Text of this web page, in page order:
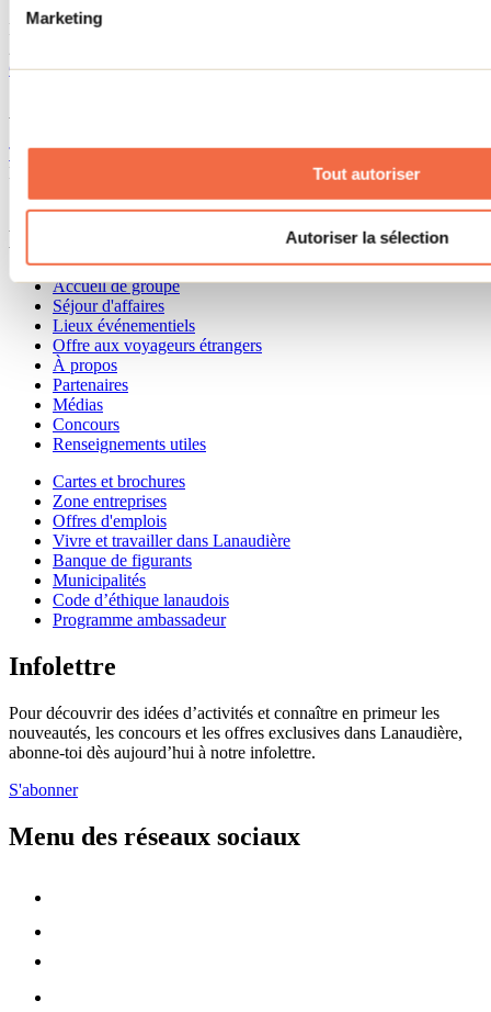
Marketing
Tout autoriser
Autoriser la sélection
Parc Saint-Jean-Bosco
Google Maps
Télécharge le fichier GPX
Besoin d'information?
1 800 363-2788
Menu pied de page
Accueil de groupe
Séjour d'affaires
Lieux événementiels
Offre aux voyageurs étrangers
À propos
Partenaires
Médias
Concours
Renseignements utiles
Cartes et brochures
Zone entreprises
Offres d'emplois
Vivre et travailler dans Lanaudière
Banque de figurants
Municipalités
Code d’éthique lanaudois
Programme ambassadeur
Infolettre
Pour découvrir des idées d’activités et connaître en primeur les
nouveautés, les concours et les offres exclusives dans Lanaudière,
abonne-toi dès aujourd’hui à notre infolettre.
S'abonner
Menu des réseaux sociaux